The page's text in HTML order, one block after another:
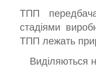
ТПП
стадіями
ТПП лежать
Виділяються